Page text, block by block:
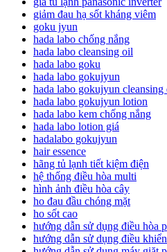
giảm đau hạ sốt kháng viêm
goku jyun
hada labo chống nắng
hada labo cleansing oil
hada labo goku
hada labo gokujyun
hada labo gokujyun cleansing
hada labo gokujyun lotion
hada labo kem chống nắng
hada labo lotion giá
hadalabo gokujyun
hair essence
hãng tủ lạnh tiết kiệm điện
hệ thống điều hòa multi
hình ảnh điều hòa cây
ho đau đầu chóng mặt
ho sốt cao
hướng dẫn sử dụng điều hòa
hướng dẫn sử dụng điều